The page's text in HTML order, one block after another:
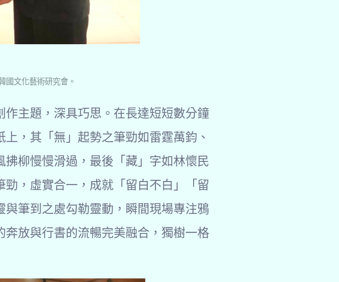
國文化藝術研究會。
主題，深具巧思。在長達短短數分鐘
，其「無」起勢之筆勁如雷霆萬鈞、
柳慢慢滑過，最後「藏」字如林懷民
，虛實合一，成就「留白不白」「留
筆到之處勾勒靈動，瞬間現場專注鴉
放與行書的流暢完美融合，獨樹一格